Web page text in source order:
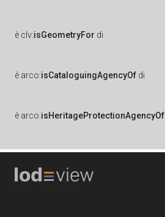
è clv:isGeometryFor di
è arco:isCataloguingAgencyOf di
è arco:isHeritageProtectionAgencyOf